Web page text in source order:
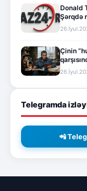
Donald
Şərqdə
Çinin
Telegramda
📲